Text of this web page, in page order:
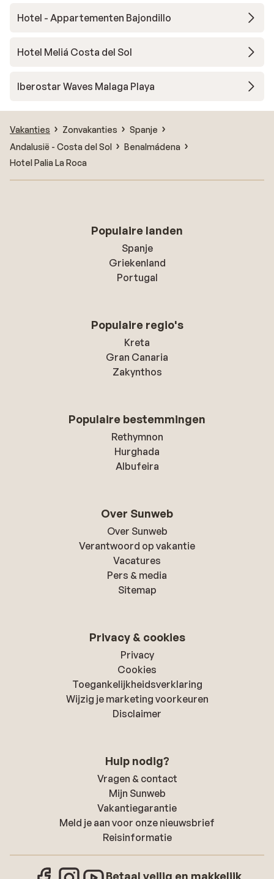
Hotel - Appartementen Bajondillo
Hotel Meliá Costa del Sol
Iberostar Waves Malaga Playa
Vakanties Zonvakanties
Spanje
Andalusië - Costa del Sol
Benalmádena
Hotel Palia La Roca
Populaire landen
Spanje
Griekenland
Portugal
Populaire regio's
Kreta
Gran Canaria
Zakynthos
Populaire bestemmingen
Rethymnon
Hurghada
Albufeira
Over Sunweb
Over Sunweb
Verantwoord op vakantie
Vacatures
Pers & media
Sitemap
Privacy & cookies
Privacy
Cookies
Toegankelijkheidsverklaring
Wijzig je marketing voorkeuren
Disclaimer
Hulp nodig?
Vragen & contact
Mijn Sunweb
Vakantiegarantie
Meld je aan voor onze nieuwsbrief
Reisinformatie
Betaal veilig en makkelijk